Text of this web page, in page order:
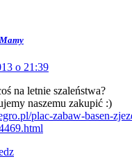
o 21:39
na letnie szaleństwa?
naszemu zakupić :)
plac-zabaw-basen-